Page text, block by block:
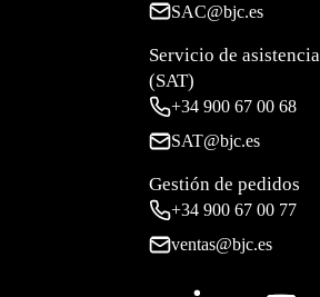
SAC@bjc.es
Servicio de
(SAT)
+34900 67 00 68
SAT@bjc.es
Gestión de pedidos
+34 900 67 00 77
ventas@bjc.es